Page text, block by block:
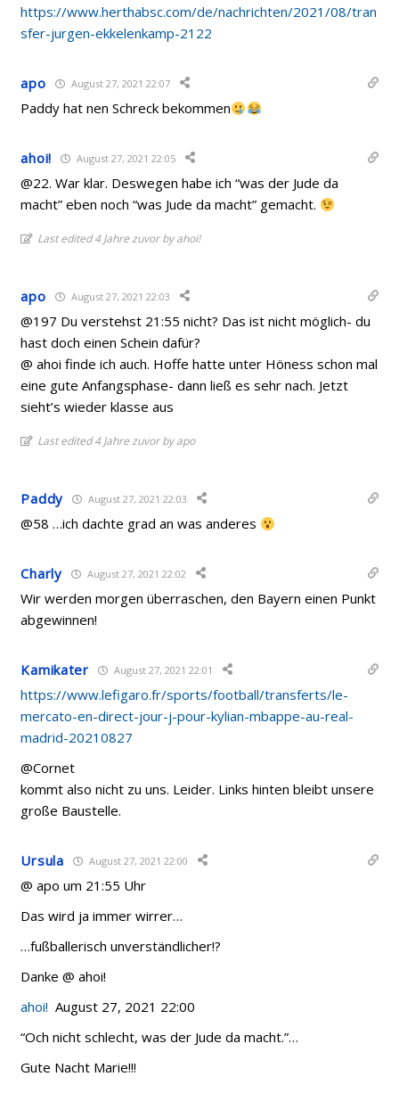
https://www.herthabsc.com/de/nachrichten/2021/08/tran
sfer-jurgen-ekkelenkamp-2122
apo August 27, 2021 22:07
Paddy hat nen Schreck bekommen
ahoi! August 27, 2021 22:05
@22. War klar. Deswegen habe ich “was der Jude da
macht” eben noch “was Jude da macht” gemacht.
Last edited 4 Jahre zuvor by ahoi!
apo August 27, 2021 22:03
@197 Du verstehst 21:55 nicht? Das ist nicht möglich- du
hast doch einen Schein dafür?
@ ahoi finde ich auch. Hoffe hatte unter Höness schon mal
eine gute Anfangsphase- dann ließ es sehr nach. Jetzt
sieht’s wieder klasse aus
Last edited 4 Jahre zuvor by apo
Paddy August 27, 2021 22:03
@58 …ich dachte grad an was anderes
Charly August 27, 2021 22:02
Wir werden morgen überraschen, den Bayern einen Punkt
abgewinnen!
Kamikater August 27, 2021 22:01
https://www.lefigaro.fr/sports/football/transferts/le-
mercato-en-direct-jour-j-pour-kylian-mbappe-au-real-
madrid-20210827
@Cornet
kommt also nicht zu uns. Leider. Links hinten bleibt unsere
große Baustelle.
Ursula August 27, 2021 22:00
@ apo um 21:55 Uhr
Das wird ja immer wirrer…
…fußballerisch unverständlicher!?
Danke @ ahoi!
ahoi! August 27, 2021 22:00
“Och nicht schlecht, was der Jude da macht.”…
Gute Nacht Marie!!!